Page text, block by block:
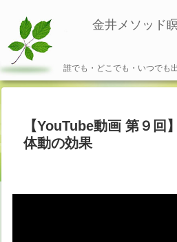
金井メソッド
誰でも・どこでも・いつでも
【YouTube動画 第９回
体動の効果